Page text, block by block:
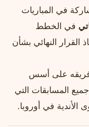
في المباريات
في الخطط
القرار النهائي بشأن
فريقه على أسس
المسابقات التي
الأندية في أوروبا.